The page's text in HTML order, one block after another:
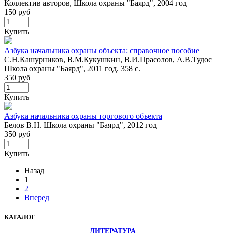
Коллектив авторов, Школа охраны "Баярд", 2004 год
150 руб
Купить
Азбука начальника охраны объекта: справочное пособие
С.Н.Кашурников, В.М.Кукушкин, В.И.Прасолов, А.В.Тудос
Школа охраны "Баярд", 2011 год. 358 с.
350 руб
Купить
Азбука начальника охраны торгового объекта
Белов В.Н. Школа охраны "Баярд", 2012 год
350 руб
Купить
Назад
1
2
Вперед
КАТАЛОГ
ЛИТЕРАТУРА